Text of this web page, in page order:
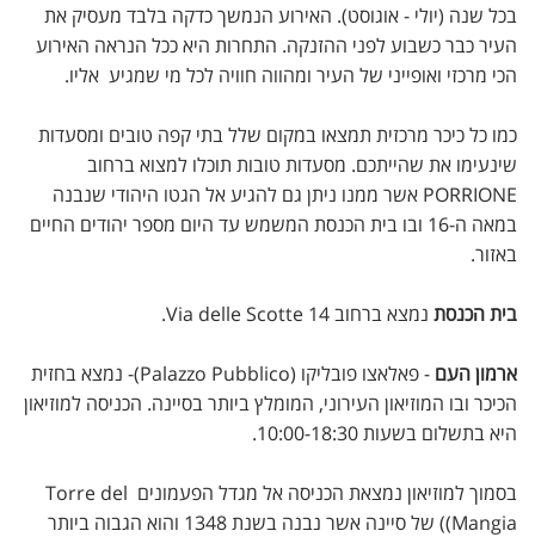
בכל שנה (יולי - אוגוסט). האירוע הנמשך כדקה בלבד מעסיק את
העיר כבר כשבוע לפני ההזנקה. התחרות היא ככל הנראה האירוע
הכי מרכזי ואופייני של העיר ומהווה חוויה לכל מי שמגיע אליו.
כמו כל כיכר מרכזית תמצאו במקום שלל בתי קפה טובים ומסעדות
שינעימו את שהייתכם. מסעדות טובות תוכלו למצוא ברחוב
PORRIONE אשר ממנו ניתן גם להגיע אל הגטו היהודי שנבנה
במאה ה-16 ובו בית הכנסת המשמש עד היום מספר יהודים החיים
באזור.
בית הכנסת נמצא ברחוב Via delle Scotte 14.
ארמון העם
- פאלאצו פובליקו (Palazzo Pubblico)- נמצא בחזית
הכיכר ובו המוזיאון העירוני, המומלץ ביותר בסיינה. הכניסה למוזיאון
היא בתשלום בשעות 10:00-18:30.
בסמוך למוזיאון נמצאת הכניסה אל מגדל הפעמונים Torre del
Mangia)) של סיינה אשר נבנה בשנת 1348 והוא הגבוה ביותר